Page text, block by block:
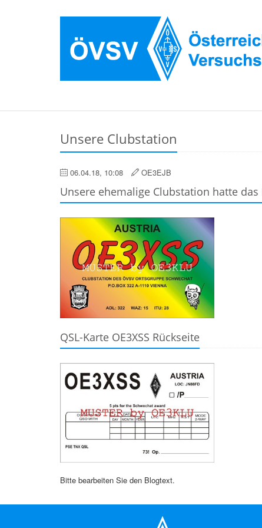
Unsere Clubstation
06.04.18, 10:08 OE3EJB
Unsere ehemalige Clubstation hatte das
QSL-Karte OE3XSS Rückseite
Bitte bearbeiten Sie den Blogtext.